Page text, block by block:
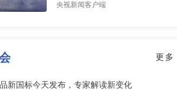
央视新闻客户端
更多
新国标今天发布，专家解读新变化